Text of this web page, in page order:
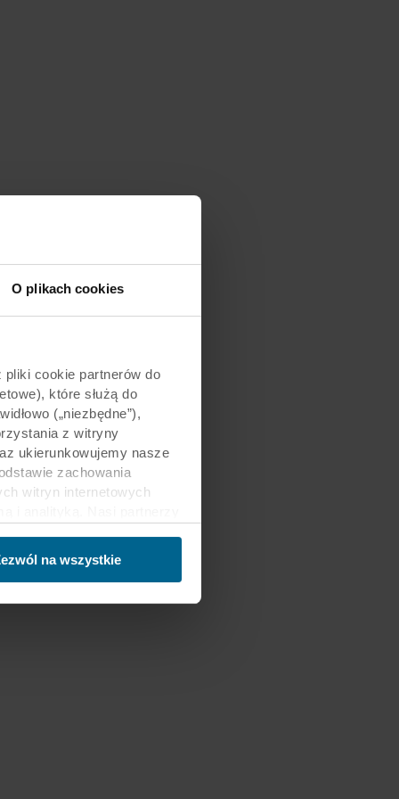
O plikach cookies
cookie partnerów do
które służą do
(„niezbędne”),
z witryny
ukierunkowujemy nasze
zachowania
witryn internetowych
między innymi w
danych oraz fakt, że
oraz czas
celach nasze witryny
witrynie. Więcej
zaś na temat
na wszystkie